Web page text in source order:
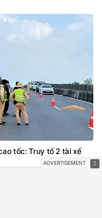
tốc: Truy tố 2 tài xế